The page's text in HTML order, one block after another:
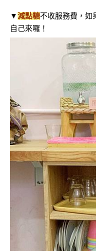
▼減點糖不收服務費，如
自己來囉！